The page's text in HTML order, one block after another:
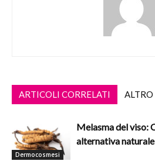
ARTICOLI CORRELATI
Dermocosmesi
Melasma del viso:
alternativa